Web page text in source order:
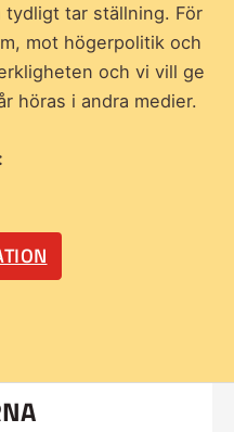
tydligt tar ställning. För
mot högerpolitik och
och vi vill ge
höras i andra medier.